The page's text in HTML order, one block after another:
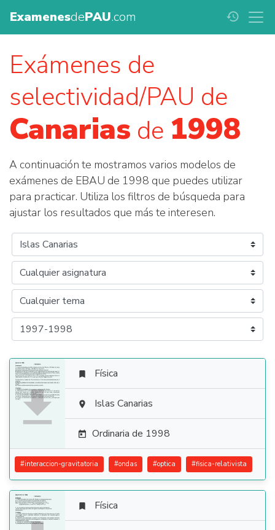
ExamenesdePAU.com history
Exámenes de
selectividad/PAU de
Canarias de 1998
A continuación te mostramos varios modelos de
exámenes de EBAU de 1998 que puedes utilizar
para practicar. Utiliza los filtros de búsqueda para
ajustar los resultados que más te interesen.

 Física
 Islas Canarias
 Ordinaria de 1998
#interaccion-gravitatoria #ondas #optica #fisica-relativista
 Física